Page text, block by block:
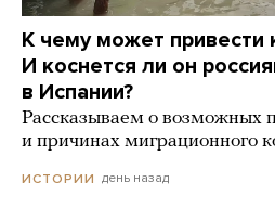
К чему может привести
И коснется ли он
в Испании?
Рассказываем о возможных
и причинах миграционного
ИСТОРИИ день назад